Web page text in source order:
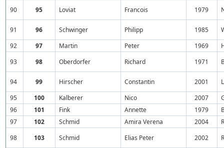
90
95 Loviat Francois 1979
91 96 Schwinger Philipp 1985
92
97 Martin Peter 1969
93
98 Oberdorfer Richard 1971
94 99 Hirscher Constantin 2001
95
100 Kalberer Nico 2007
96
101 Fink Annette 1979
97
102 Schmid Amira Verena 2004
98
103 Schmid Elias Peter 2002